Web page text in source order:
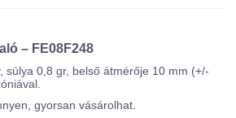
– FE08F248
súlya 0,8 gr, belső átmérője 10 mm (+/-
gyorsan vásárolhat.